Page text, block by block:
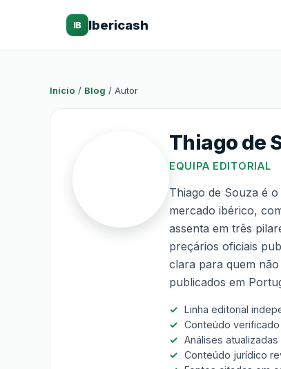
IB Ibericash
Início / Blog / Autor
Thiago de
EQUIPA EDITORIAL
Thiago de Souza é
mercado ibérico,
assenta em três
preçários oficiais
clara para quem
publicados em
Linha editorial
Conteúdo
Análises
Conteúdo jurídico